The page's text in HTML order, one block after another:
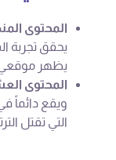
المحتوى
يحقق تجربة
يظهر
المحتوى
ويقع دائماً
التي تقتل